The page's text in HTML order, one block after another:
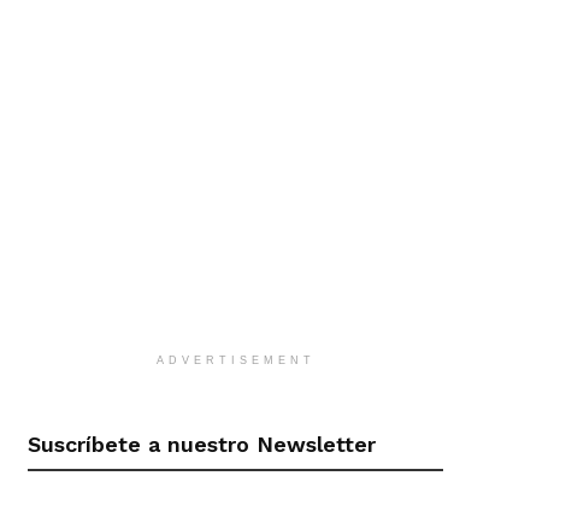
ADVERTISEMENT
Suscríbete a nuestro Newsletter